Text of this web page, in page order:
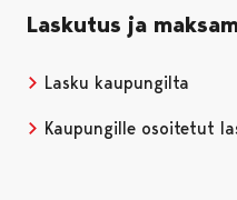
Laskutus ja
Lasku kaupungilta
Kaupungille osoitetut